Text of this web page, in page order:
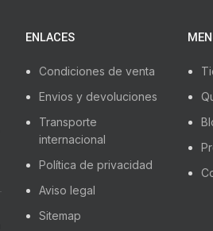
ENLACES
Condiciones de venta
Envios y devoluciones
Transporte
internacional
Política de privacidad
Aviso legal
Sitemap